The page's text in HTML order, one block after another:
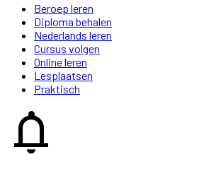
Beroep leren
Diploma behalen
Nederlands leren
Cursus volgen
Online leren
Lesplaatsen
Praktisch
notifications